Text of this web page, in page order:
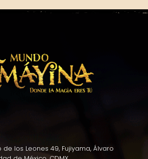
de los Leones 49, Fujiyama, Álvaro